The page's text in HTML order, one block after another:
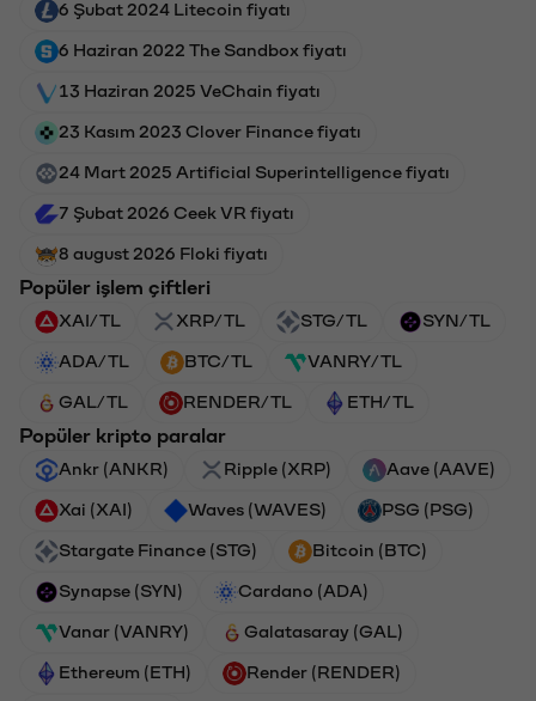
6 Şubat 2024 Litecoin fiyatı
6 Haziran 2022 The Sandbox fiyatı
13 Haziran 2025 VeChain fiyatı
23 Kasım 2023 Clover Finance fiyatı
24 Mart 2025 Artificial Superintelligence fiyatı
7 Şubat 2026 Ceek VR fiyatı
8 august 2026 Floki fiyatı
Popüler işlem çiftleri
XAI/TL XRP/TL STG/TL SYN/TL
ADA/TL BTC/TL VANRY/TL
GAL/TL RENDER/TL ETH/TL
Popüler kripto paralar
Ankr (ANKR) Ripple (XRP) Aave (AAVE)
Xai (XAI) Waves (WAVES) PSG (PSG)
Stargate Finance (STG) Bitcoin (BTC)
Synapse (SYN) Cardano (ADA)
Vanar (VANRY) Galatasaray (GAL)
Ethereum (ETH) Render (RENDER)